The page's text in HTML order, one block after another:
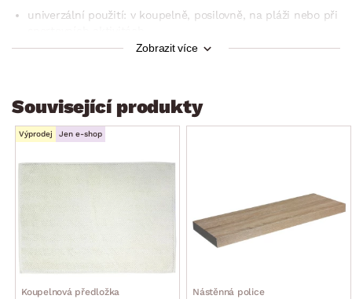
univerzální použití: v koupelně, posilovně, na pláži nebo při
elegantní a moderní vzhled
lze sušit v sušičce
rozměr: 50×100 cm
Zobrazit více
Související produkty
Výprodej Jen e-shop
Koupelnová předložka Nástěnná police